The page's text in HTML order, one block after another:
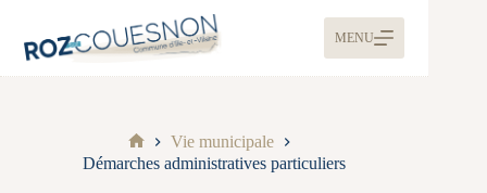
MENU
Vie municipale
Démarches administratives particuliers